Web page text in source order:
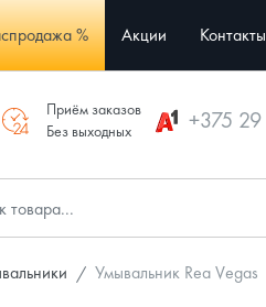
% Акции Контакты
Приём заказов
Без выходных
+375 29
Умывальник Rea Vegas